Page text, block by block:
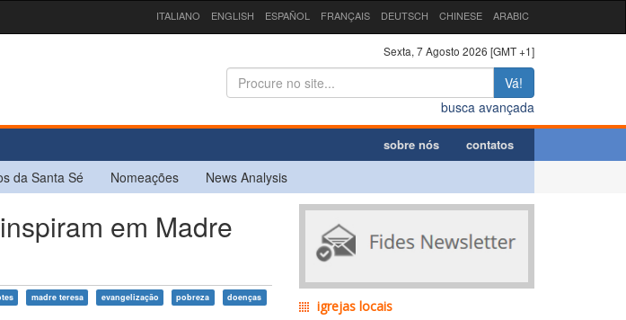
ITALIANO ENGLISH ESPAÑOL FRANÇAIS DEUTSCH CHINESE ARABIC
Sexta, 7 Agosto 2026 [GMT +1]
Vá!
busca avançada
sobre nós contatos
da Santa Sé Nomeações News Analysis
em Madre
madre teresa evangelização pobreza doenças
igrejas locais